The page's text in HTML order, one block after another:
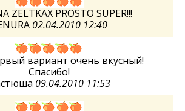
ZELTKAX PROSTO SUPER!!!
02.04.2010 12:40
вариант очень вкусный!
Спасибо!
09.04.2010 11:53